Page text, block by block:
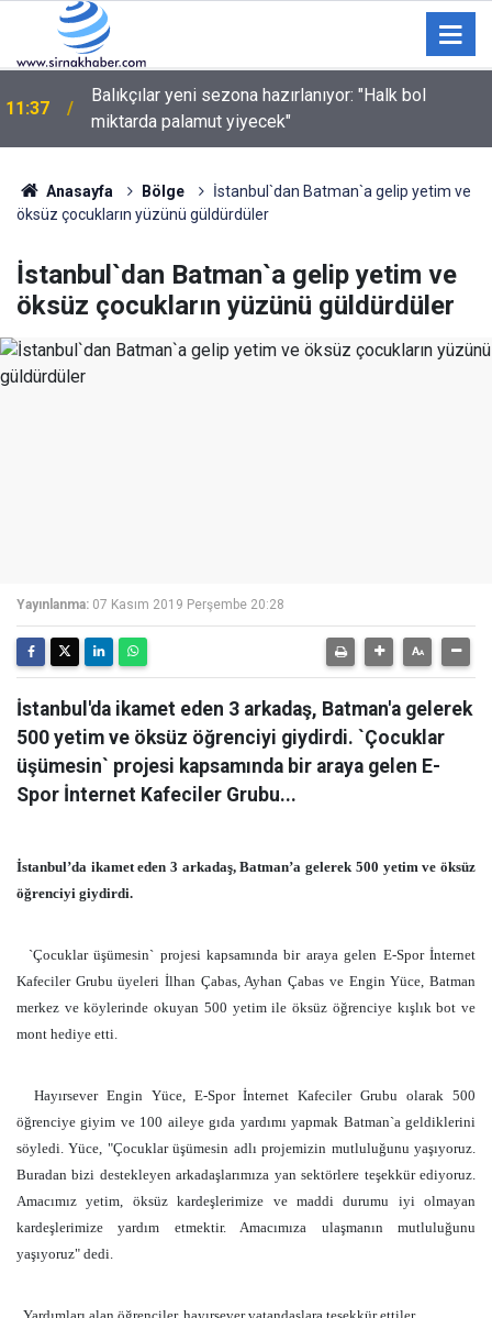
11:01 Üzüm üreticilerine kritik hasat uyarısı!
Anasayfa Bölge
İstanbul`dan Batman`a gelip yetim ve
öksüz çocukların yüzünü güldürdüler
İstanbul`dan Batman`a gelip yetim ve
öksüz çocukların yüzünü güldürdüler
Yayınlanma: 07 Kasım 2019 Perşembe 20:28
İstanbul'da ikamet eden 3 arkadaş, Batman'a gelerek
500 yetim ve öksüz öğrenciyi giydirdi. `Çocuklar
üşümesin` projesi kapsamında bir araya gelen E-
Spor İnternet Kafeciler Grubu...
İstanbul’da ikamet eden 3 arkadaş, Batman’a gelerek 500 yetim ve öksüz
öğrenciyi giydirdi.
`Çocuklar üşümesin` projesi kapsamında bir araya gelen E-Spor İnternet
Kafeciler Grubu üyeleri İlhan Çabas, Ayhan Çabas ve Engin Yüce, Batman
merkez ve köylerinde okuyan 500 yetim ile öksüz öğrenciye kışlık bot ve
mont hediye etti.
Hayırsever Engin Yüce, E-Spor İnternet Kafeciler Grubu olarak 500
öğrenciye giyim ve 100 aileye gıda yardımı yapmak Batman`a geldiklerini
söyledi. Yüce, "Çocuklar üşümesin adlı projemizin mutluluğunu yaşıyoruz.
Buradan bizi destekleyen arkadaşlarımıza yan sektörlere teşekkür ediyoruz.
Amacımız yetim, öksüz kardeşlerimize ve maddi durumu iyi olmayan
kardeşlerimize yardım etmektir. Amacımıza ulaşmanın mutluluğunu
yaşıyoruz" dedi.